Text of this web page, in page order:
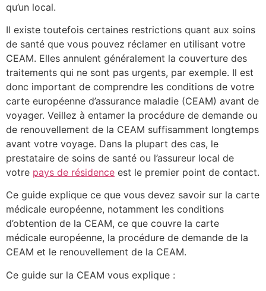
qu’un local.
Il existe toutefois certaines restrictions quant aux soins
de santé que vous pouvez réclamer en utilisant votre
CEAM. Elles annulent généralement la couverture des
traitements qui ne sont pas urgents, par exemple. Il est
donc important de comprendre les conditions de votre
carte européenne d’assurance maladie (CEAM) avant de
voyager. Veillez à entamer la procédure de demande ou
de renouvellement de la CEAM suffisamment longtemps
avant votre voyage. Dans la plupart des cas, le
prestataire de soins de santé ou l’assureur local de
votre pays de résidence est le premier point de contact.
Ce guide explique ce que vous devez savoir sur la carte
médicale européenne, notamment les conditions
d’obtention de la CEAM, ce que couvre la carte
médicale européenne, la procédure de demande de la
CEAM et le renouvellement de la CEAM.
Ce guide sur la CEAM vous explique :